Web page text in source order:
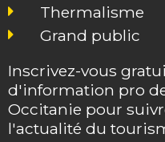
Thermalisme
Grand public
Inscrivez-vous
d'information pro
Occitanie pour
l'actualité du